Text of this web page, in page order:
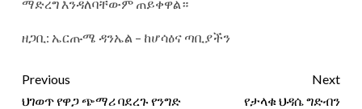
ማድረግ እንዳለባቸውም ጠይቀዋል።
ዘጋቢ: ኤርጡሜ ዳንኤል – ከሆሳዕና ጣቢያችን
Previous
ህገወጥ የዋጋ ጭማሪ ባደረጉ የንግድ
Next
የታላቁ ህዳሴ ግድብን